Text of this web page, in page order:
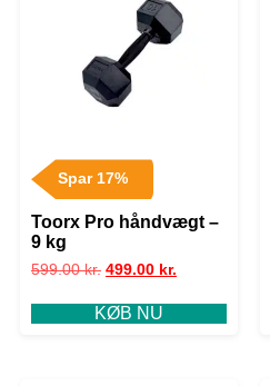
Spar 17%
Toorx Pro håndvægt –
9 kg
599.00kr. 499.00 kr.
KØB NU